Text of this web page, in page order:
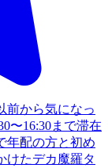
前から気になっ
〜16:30まで滞在
年配の方と初め
けたデカ魔羅タ